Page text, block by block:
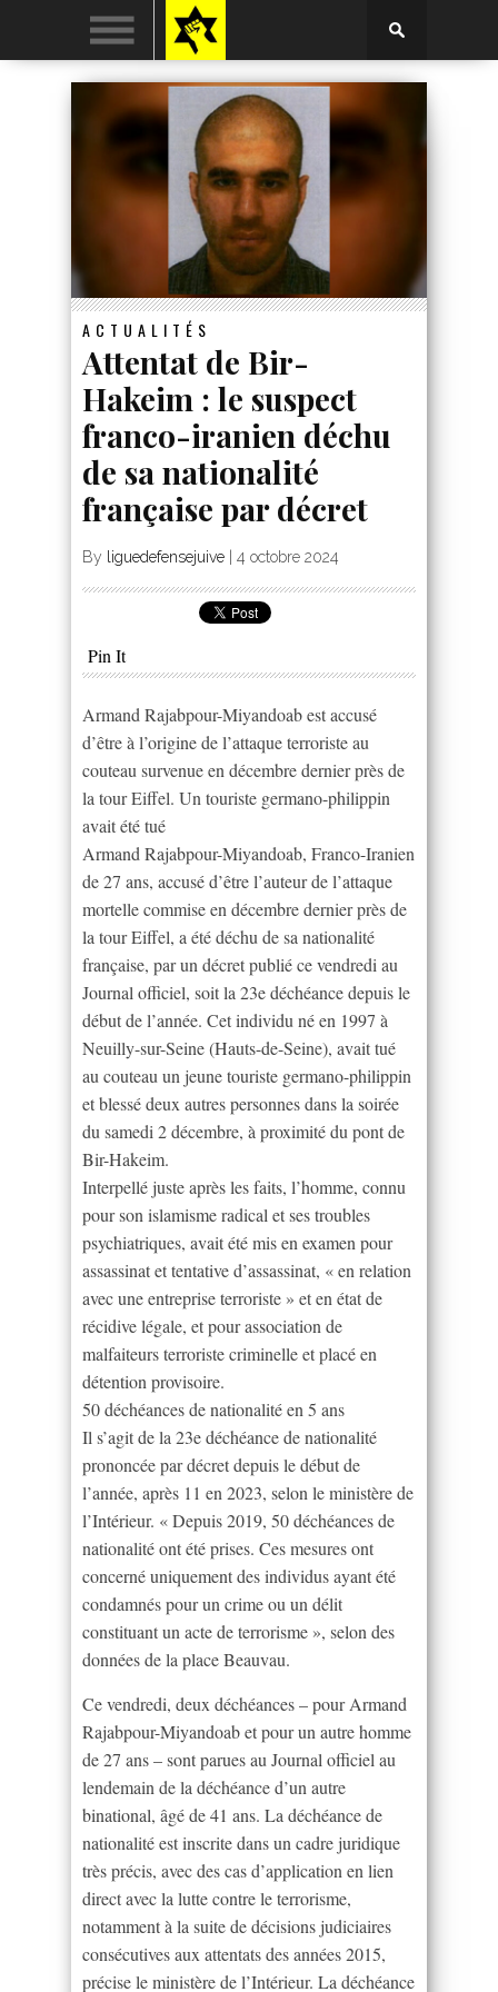
ACTUALITÉS
Attentat de Bir-
Hakeim : le suspect
franco-iranien déchu
de sa nationalité
française par décret
By liguedefensejuive 4 octobre 2024
Pin It
Armand Rajabpour-Miyandoab est accusé
d’être à l’origine de l’attaque terroriste au
couteau survenue en décembre dernier près de
la tour Eiffel. Un touriste germano-philippin
avait été tué
Armand Rajabpour-Miyandoab, Franco-Iranien
de 27 ans, accusé d’être l’auteur de l’attaque
mortelle commise en décembre dernier près de
la tour Eiffel, a été déchu de sa nationalité
française, par un décret publié ce vendredi au
Journal officiel, soit la 23e déchéance depuis le
début de l’année. Cet individu né en 1997 à
Neuilly-sur-Seine (Hauts-de-Seine), avait tué
au couteau un jeune touriste germano-philippin
et blessé deux autres personnes dans la soirée
du samedi 2 décembre, à proximité du pont de
Bir-Hakeim.
Interpellé juste après les faits, l’homme, connu
pour son islamisme radical et ses troubles
psychiatriques, avait été mis en examen pour
assassinat et tentative d’assassinat, « en relation
avec une entreprise terroriste » et en état de
récidive légale, et pour association de
malfaiteurs terroriste criminelle et placé en
détention provisoire.
50 déchéances de nationalité en 5 ans
Il s’agit de la 23e déchéance de nationalité
prononcée par décret depuis le début de
l’année, après 11 en 2023, selon le ministère de
l’Intérieur. « Depuis 2019, 50 déchéances de
nationalité ont été prises. Ces mesures ont
concerné uniquement des individus ayant été
condamnés pour un crime ou un délit
constituant un acte de terrorisme », selon des
données de la place Beauvau.
Ce vendredi, deux déchéances – pour Armand
Rajabpour-Miyandoab et pour un autre homme
de 27 ans – sont parues au Journal officiel au
lendemain de la déchéance d’un autre
binational, âgé de 41 ans. La déchéance de
nationalité est inscrite dans un cadre juridique
très précis, avec des cas d’application en lien
direct avec la lutte contre le terrorisme,
notamment à la suite de décisions judiciaires
consécutives aux attentats des années 2015,
précise le ministère de l’Intérieur. La déchéance